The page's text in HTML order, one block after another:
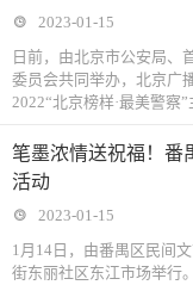
2023-01-15
日前，由北京市公安局、
委员会共同举办，北京广
2022“北京榜样·最美警察
笔墨浓情送祝福！番
活动
2023-01-15
1月14日，由番禺区民间
街东丽社区东江市场举行